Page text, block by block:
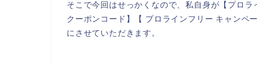
そこで今回はせっかくなので、私自身が【プロ
クーポンコード】【 プロラインフリー キャンペ
にさせていただきます。